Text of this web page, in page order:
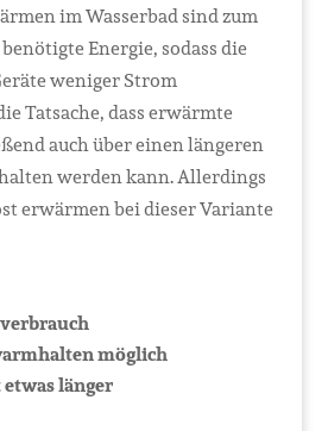
im Wasserbad sind zum
Energie, sodass die
weniger Strom
Tatsache, dass erwärmte
auch über einen längeren
werden kann. Allerdings
erwärmen bei dieser Variante
möglich
länger